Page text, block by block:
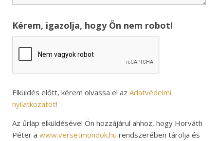
Kérem, igazolja, hogy Ön nem robot!
Elküldés előtt, kérem olvassa el az Adatvédelmi
nyilatkozatot!
Az űrlap elküldésével Ön hozzájárul ahhoz, hogy Horváth
Péter a www.versetmondok.hu rendszerében tárolja és